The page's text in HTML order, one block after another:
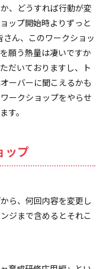
、どうすれば行動が変
ップ開始時よりずっと
ん、このワークショッ
願う熱量は凄いですか
だいておりますし、ト
ーバーに聞こえるかも
ークショップをやらせ
す。
ップ
ら、何回内容を変更し
ジまで含めるとそれこ